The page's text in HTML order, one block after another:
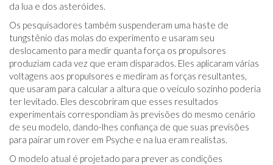
da lua e dos asteróides.
Os pesquisadores também suspenderam uma haste de
tungstênio das molas do experimento e usaram seu
deslocamento para medir quanta força os propulsores
produziam cada vez que eram disparados. Eles aplicaram várias
voltagens aos propulsores e mediram as forças resultantes,
que usaram para calcular a altura que o veículo sozinho poderia
ter levitado. Eles descobriram que esses resultados
experimentais correspondiam às previsões do mesmo cenário
de seu modelo, dando-lhes confiança de que suas previsões
para pairar um rover em Psyche e na lua eram realistas.
O modelo atual é projetado para prever as condições